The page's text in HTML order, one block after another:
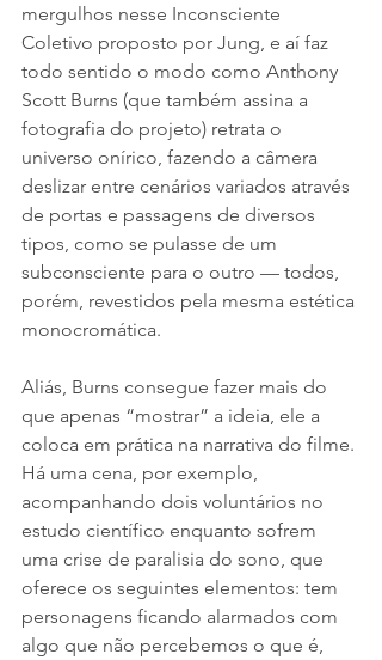
mergulhos nesse Inconsciente
Coletivo proposto por Jung, e aí faz
todo sentido o modo como Anthony
Scott Burns (que também assina a
fotografia do projeto) retrata o
universo onírico, fazendo a câmera
deslizar entre cenários variados através
de portas e passagens de diversos
tipos, como se pulasse de um
subconsciente para o outro — todos,
porém, revestidos pela mesma estética
monocromática.
Aliás, Burns consegue fazer mais do
que apenas “mostrar” a ideia, ele a
coloca em prática na narrativa do filme.
Há uma cena, por exemplo,
acompanhando dois voluntários no
estudo científico enquanto sofrem
uma crise de paralisia do sono, que
oferece os seguintes elementos: tem
personagens ficando alarmados com
algo que não percebemos o que é,